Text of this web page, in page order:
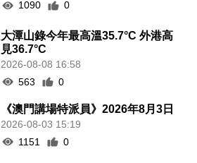
1090
0
大潭山錄今年最高溫35.7°C 外港高
見36.7°C
2026-08-08 16:58
563
0
《澳門講場特派員》2026年8月3日
2026-08-03 15:19
1151
0